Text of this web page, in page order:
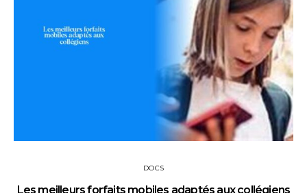
DOCS
Les meilleurs forfaits mobiles adaptés aux collégiens